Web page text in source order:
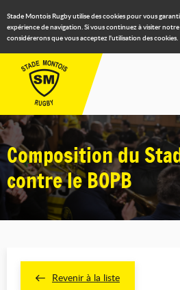
Stade Montois Rugby utilise des cookies pour vous
expérience de navigation. Si vous continuez à visiter
considérerons que vous acceptez l'utilisation des cookies.
Composition du
contre le BOPB
Revenir à la liste